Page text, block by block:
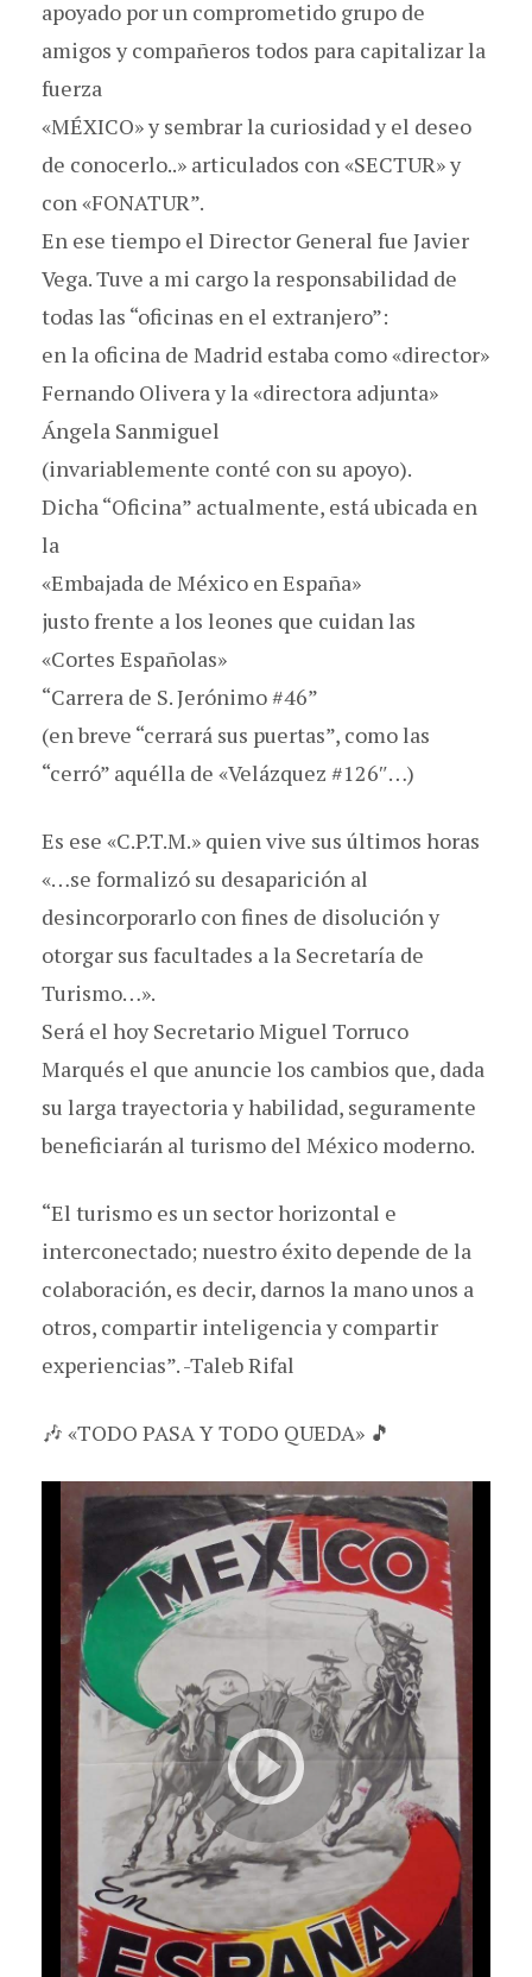
apoyado por un comprometido grupo de
amigos y compañeros todos para capitalizar la
fuerza
«MÉXICO» y sembrar la curiosidad y el deseo
de conocerlo..» articulados con «SECTUR» y
con «FONATUR”.
En ese tiempo el Director General fue Javier
Vega. Tuve a mi cargo la responsabilidad de
todas las “oficinas en el extranjero”:
en la oficina de Madrid estaba como «director»
Fernando Olivera y la «directora adjunta»
Ángela Sanmiguel
(invariablemente conté con su apoyo).
Dicha “Oficina” actualmente, está ubicada en
la
«Embajada de México en España»
justo frente a los leones que cuidan las
«Cortes Españolas»
“Carrera de S. Jerónimo #46”
(en breve “cerrará sus puertas”, como las
“cerró” aquélla de «Velázquez #126″…)
Es ese «C.P.T.M.» quien vive sus últimos horas
«…se formalizó su desaparición al
desincorporarlo con fines de disolución y
otorgar sus facultades a la Secretaría de
Turismo…».
Será el hoy Secretario Miguel Torruco
Marqués el que anuncie los cambios que, dada
su larga trayectoria y habilidad, seguramente
beneficiarán al turismo del México moderno.
“El turismo es un sector horizontal e
interconectado; nuestro éxito depende de la
colaboración, es decir, darnos la mano unos a
otros, compartir inteligencia y compartir
experiencias”. -Taleb Rifal
🎶 «TODO PASA Y TODO QUEDA» 🎵